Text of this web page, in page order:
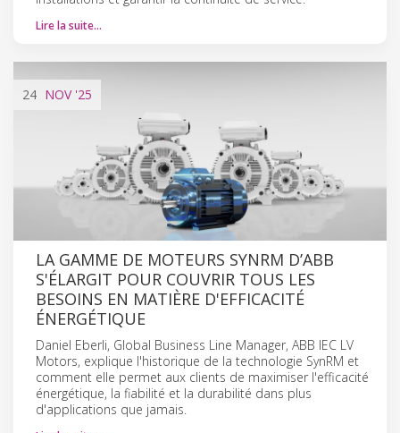
Lire la suite…
24 NOV'25
LA GAMME DE MOTEURS SYNRM D’ABB
S'ÉLARGIT POUR COUVRIR TOUS LES
BESOINS EN MATIÈRE D'EFFICACITÉ
ÉNERGÉTIQUE
Daniel Eberli, Global Business Line Manager, ABB IEC LV
Motors, explique l'historique de la technologie SynRM et
comment elle permet aux clients de maximiser l'efficacité
énergétique, la fiabilité et la durabilité dans plus
d'applications que jamais.